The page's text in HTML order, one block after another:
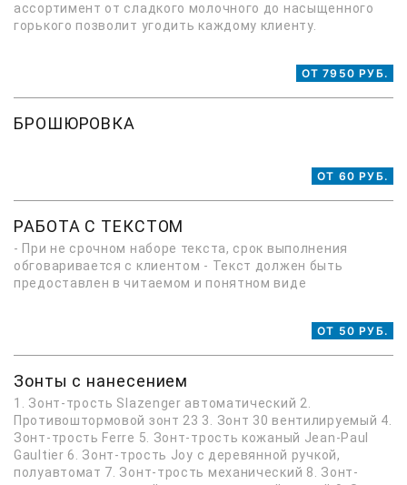
ассортимент от сладкого молочного до насыщенного
горького позволит угодить каждому клиенту.
ОТ 7950 РУБ.
БРОШЮРОВКА
ОТ 60 РУБ.
РАБОТА С ТЕКСТОМ
- При не срочном наборе текста, срок выполнения
обговаривается с клиентом - Текст должен быть
предоставлен в читаемом и понятном виде
ОТ 50 РУБ.
Зонты с нанесением
1. Зонт-трость Slazenger автоматический 2.
Противоштормовой зонт 23 3. Зонт 30 вентилируемый 4.
Зонт-трость Ferre 5. Зонт-трость кожаный Jean-Paul
Gaultier 6. Зонт-трость Joy с деревянной ручкой,
полуавтомат 7. Зонт-трость механический 8. Зонт-